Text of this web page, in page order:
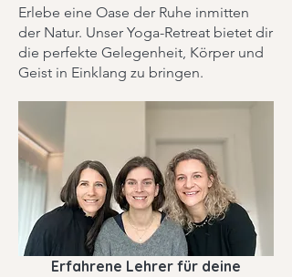
Erlebe eine Oase der Ruhe inmitten
der Natur. Unser Yoga-Retreat bietet dir
die perfekte Gelegenheit, Körper und
Geist in Einklang zu bringen.
Erfahrene Lehrer für deine